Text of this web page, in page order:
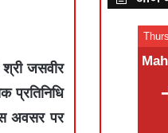
जसवीर
प्रतिनिधि
अवसर पर